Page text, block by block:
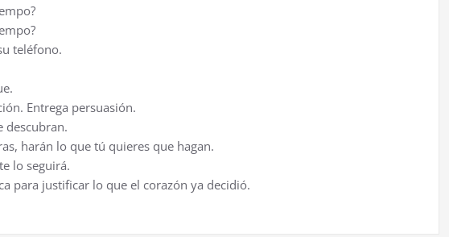
teléfono.
Entrega persuasión.
descubran.
harán lo que tú quieres que hagan.
lo seguirá.
para justificar lo que el corazón ya decidió.